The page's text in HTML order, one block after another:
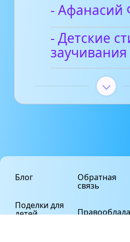
- Афанасий
- Детские
заучивания
Блог
Поделки для
детей
Обратная
связь